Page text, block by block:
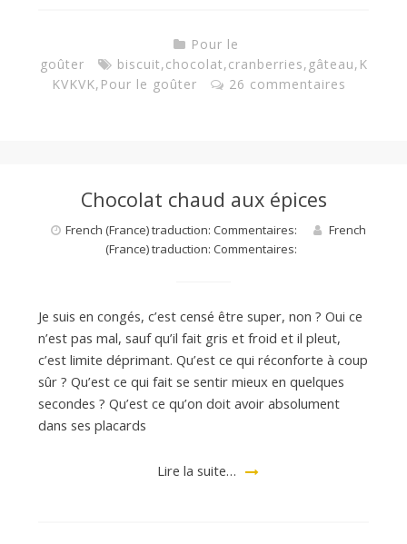
Pour le
goûter
biscuit,chocolat,cranberries, gâteau, K
KVKVK, Pour le goûter 26 commentaires
Chocolat chaud aux épices
French (France) traduction: Commentaires:
French
(France) traduction: Commentaires:
Je suis en congés, c’est censé être super, non ? Oui ce
n’est pas mal, sauf qu’il fait gris et froid et il pleut,
c’est limite déprimant. Qu’est ce qui réconforte à coup
sûr ? Qu’est ce qui fait se sentir mieux en quelques
secondes ? Qu’est ce qu’on doit avoir absolument
dans ses placards
Lire la suite…